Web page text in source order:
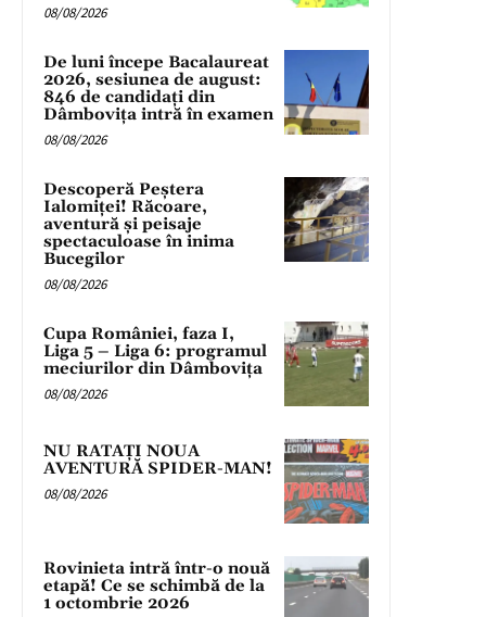
08/08/2026
De luni începe Bacalaureat
2026, sesiunea de august:
846 de candidați din
Dâmbovița intră în examen
08/08/2026
Descoperă Peștera
Ialomiței! Răcoare,
aventură și peisaje
spectaculoase în inima
Bucegilor
08/08/2026
Cupa României, faza I,
Liga 5 – Liga 6: programul
meciurilor din Dâmbovița
08/08/2026
NU RATAȚI NOUA
AVENTURĂ SPIDER-MAN!
08/08/2026
Rovinieta intră într-o nouă
etapă! Ce se schimbă de la
1 octombrie 2026